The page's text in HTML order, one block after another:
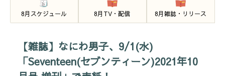
8月スケジュール 8月TV・配信 8月雑誌・リリース
【雑誌】なにわ男子、9/1(水)
「Seventeen(セブンティーン)2021年10